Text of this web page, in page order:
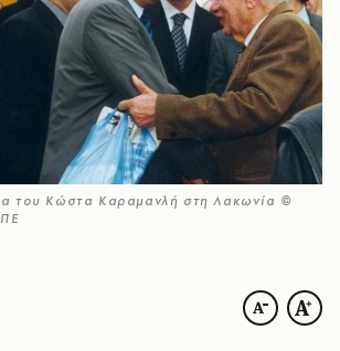
του Κώστα Καραμανλή στη Λακωνία ©